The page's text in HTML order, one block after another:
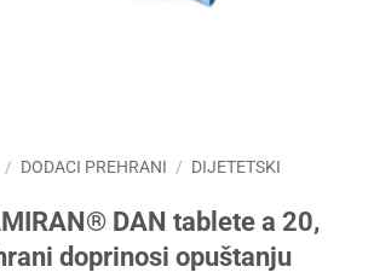
/ DODACI PREHRANI / DIJETETSKI
DAN tablete a 20,
doprinosi opuštanju